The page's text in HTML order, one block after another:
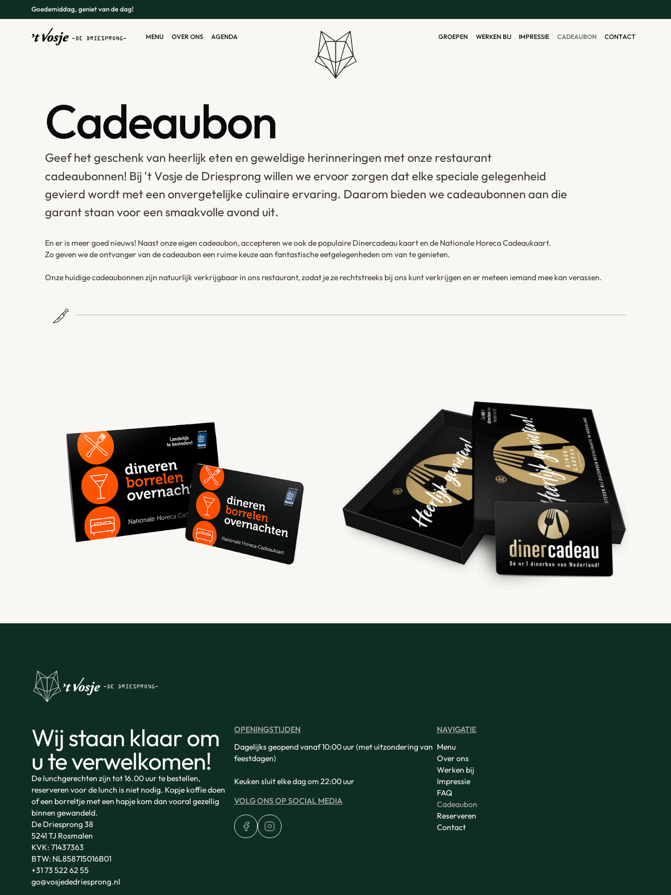
Goedemiddag, geniet van de dag!
MENU
OVER ONS
AGENDA
GROEPEN
WERKEN BIJ
IMPRESSIE
CADEAUBON
CONTACT
Cadeaubon
Geefhetgeschenkvan heerlijketen en geweldige herinneringen metonze restaurant
cadeaubonnen! Bij 't Vosje de Driesprong willen we ervoorzorgen datelke speciale gelegenheid
gevierd wordt meteen onvergetelijke culinaire ervaring. Daarom bieden we cadeaubonnen aan die
garantstaan vooreen smaakvolle avond uit.
En er is meer goed nieuws! Naast onze eigen cadeaubon, accepteren we ook de populaire Dinercadeau kaart en de Nationale Horeca Cadeaukaart.
Zo geven we de ontvanger van de cadeaubon een ruime keuze aan fantastische eetgelegenheden om van te genieten.
Onze huidige cadeaubonnen zijn natuurlijk verkrijgbaar in ons restaurant, zodat je ze rechtstreeks bij ons kunt verkrijgen en er meteen iemand mee kan verassen.
Wij staan klaar om
u te verwelkomen!
De lunchgerechten zijn tot 16.00 uur te bestellen,
reserveren voor de lunch is niet nodig. Kopje koffie doen
of een borreltje met een hapje kom dan vooral gezellig
binnen gewandeld.
De Driesprong 38
5241 TJ Rosmalen
KVK: 71437363
BTW: NL858715016B01
+31 73 522 62 55
go@vosjededriesprong.nl
OPENINGSTIJDEN
Dagelijks geopend vanaf 10:00 uur (met uitzondering van
feestdagen)
Keuken sluit elke dag om 22:00 uur
VOLG ONS OP SOCIAL MEDIA
NAVIGATIE
Menu
Over ons
Werken bij
Impressie
FAQ
Cadeaubon
Reserveren
Contact